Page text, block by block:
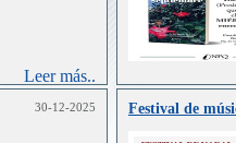
Leer más..
30-12-2025 Festival de